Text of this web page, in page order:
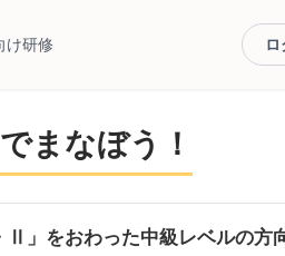
け研修
まなぼう！
Ⅱ」をおわった中級レベルの方